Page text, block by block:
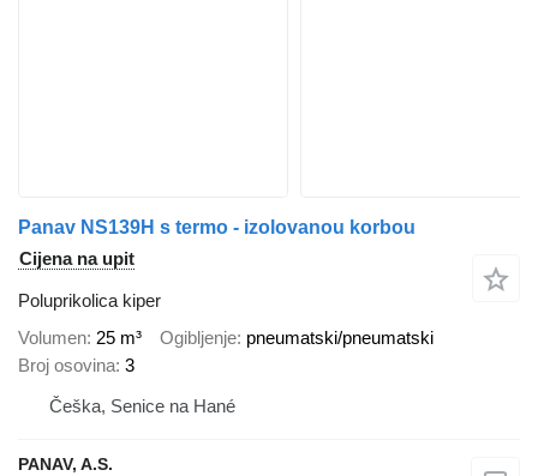
Panav NS139H s termo - izolovanou korbou
Cijena na upit
Poluprikolica kiper
Volumen 25 m³ Ogibljenje pneumatski/pneumatski
Broj osovina 3
Češka, Senice na Hané
PANAV, A.S.